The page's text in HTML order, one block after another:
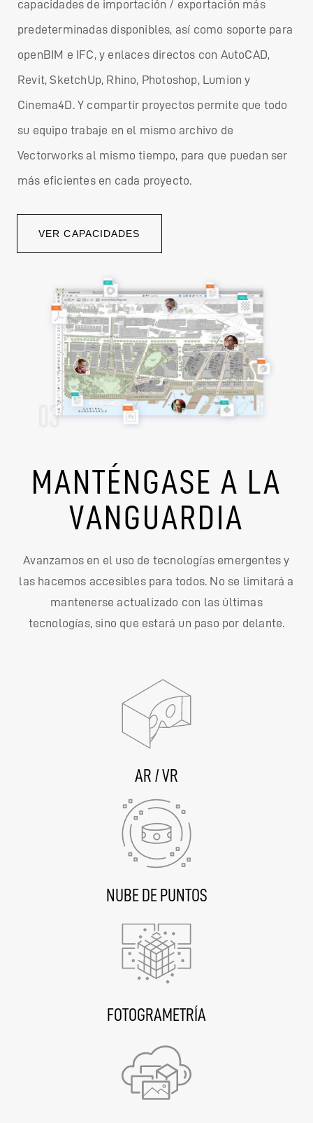
capacidades de importación / exportación más
predeterminadas disponibles, así como soporte para
openBIM e IFC, y enlaces directos con AutoCAD,
Revit, SketchUp, Rhino, Photoshop, Lumion y
Cinema4D. Y compartir proyectos permite que todo
su equipo trabaje en el mismo archivo de
Vectorworks al mismo tiempo, para que puedan ser
más eficientes en cada proyecto.
VER CAPACIDADES
MANTÉNGASE A LA
VANGUARDIA
Avanzamos en el uso de tecnologías emergentes y
las hacemos accesibles para todos. No se limitará a
mantenerse actualizado con las últimas
tecnologías, sino que estará un paso por delante.
AR / VR
NUBE DE PUNTOS
FOTOGRAMETRÍA